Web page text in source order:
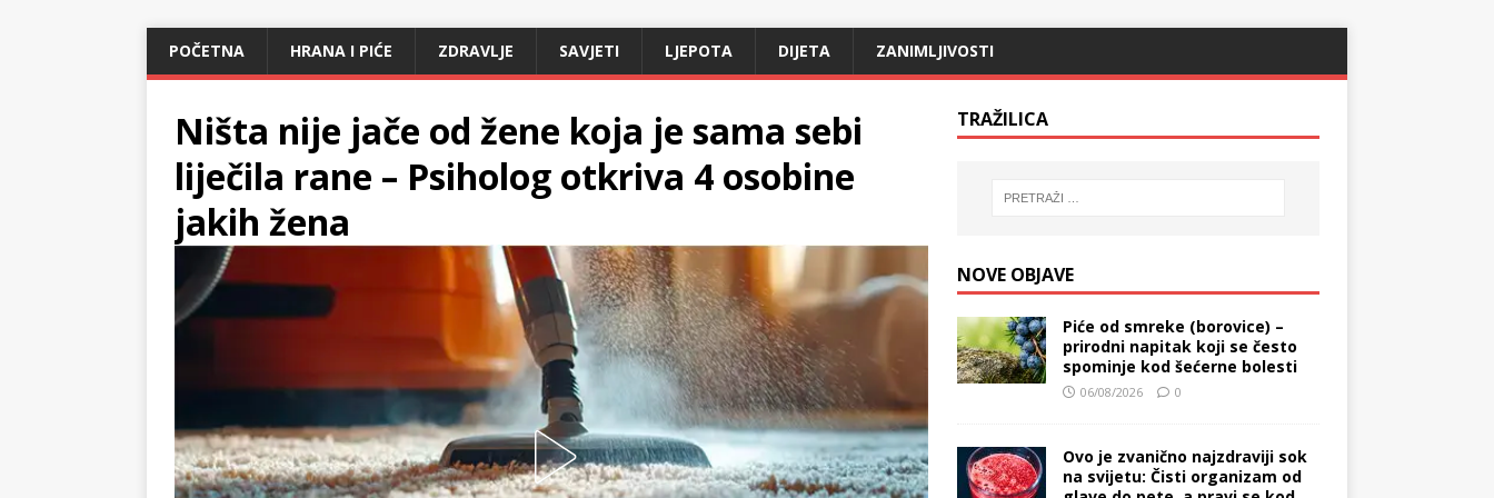
POČETNA HRANA I PIĆE ZDRAVLJE SAVJETI LJEPOTA DIJETA ZANIMLJIVOSTI
Ništa nije jače od žene koja je sama sebi
liječila rane – Psiholog otkriva 4 osobine
jakih žena
TRAŽILICA
NOVE OBJAVE
Piće od smreke (borovice) –
prirodni napitak koji se često
spominje kod šećerne bolesti
06/08/2026 0
Ovo je zvanično najzdraviji sok
na svijetu: Čisti organizam od